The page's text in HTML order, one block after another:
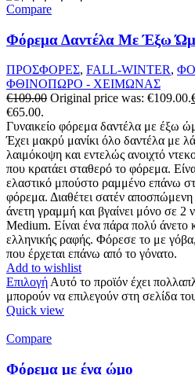
Compare
Φόρεμα Δαντέλα Με Έξω
ΠΡΟΣΦΟΡΕΣ, FALL-WINTER,
ΦΘΙΝΟΠΩΡΟ - ΧΕΙΜΩΝΑΣ
€109.00 Original price was: €109.00.
€65.00.
Γυναικείο φόρεμα δαντέλα με έξω
Έχει μακρύ μανίκι όλο δαντέλα με
λαιμόκοψη και εντελώς ανοιχτό
που κρατάει σταθερό το φόρεμα.
ελαστικό μπούστο ραμμένο επάνω
φόρεμα. Διαθέτει σατέν
άνετη γραμμή και βγαίνει μόνο σε 2
Medium. Είναι ένα πάρα πολύ άνετο
ελληνικής ραφής. Φόρεσε το με
που έρχεται επάνω από το γόνατο.
Add to wishlist
Επιλογή Αυτό το προϊόν έχει
μπορούν να επιλεγούν στη σελίδα
Quick view
Compare
Φόρεμα με ένα ώμο